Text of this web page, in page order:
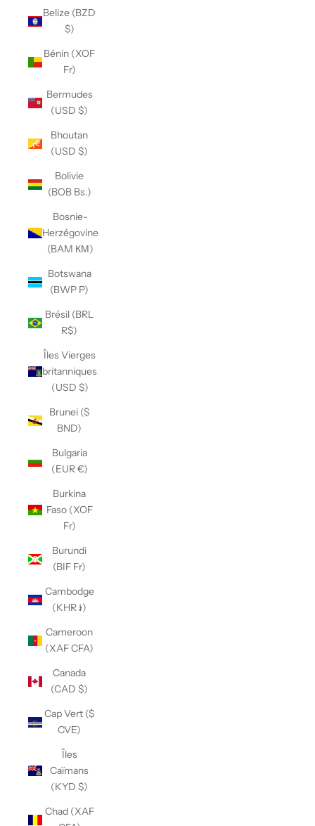
Belize (BZD
$)
Bénin (XOF
Fr)
Bermudes
(USD $)
Bhoutan
(USD $)
Bolivie
(BOB Bs.)
Bosnie-
Herzégovine
(BAM КМ)
Botswana
(BWP P)
Brésil (BRL
R$)
Îles Vierges
britanniques
(USD $)
Brunei ($
BND)
Bulgaria
(EUR €)
Burkina
Faso (XOF
Fr)
Burundi
(BIF Fr)
Cambodge
(KHR ៛)
Cameroon
(XAF CFA)
Canada
(CAD $)
Cap Vert ($
CVE)
Îles
Caïmans
(KYD $)
Chad (XAF